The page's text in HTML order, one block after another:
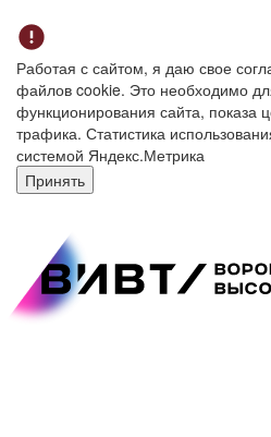
Работая с сайтом, я даю свое
файлов cookie. Это необходимо
функционирования сайта, показа
трафика. Статистика
системой Яндекс.Метрика
Принять